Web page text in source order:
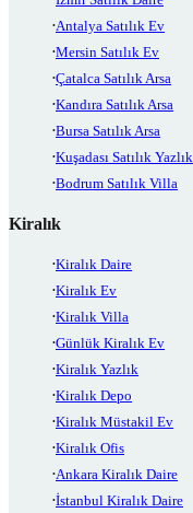
Antalya Satılık Ev
Mersin Satılık Ev
Çatalca Satılık Arsa
Kandıra Satılık Arsa
Bursa Satılık Arsa
Kuşadası Satılık Yazlık
Bodrum Satılık Villa
Kiralık
Kiralık Daire
Kiralık Ev
Kiralık Villa
Günlük Kiralık Ev
Kiralık Yazlık
Kiralık Depo
Kiralık Müstakil Ev
Kiralık Ofis
Ankara Kiralık Daire
İstanbul Kiralık Daire